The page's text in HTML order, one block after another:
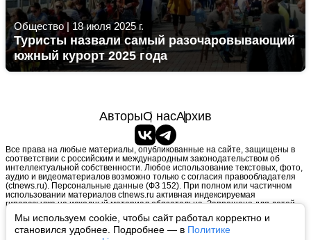
Мы используем cookie, чтобы сайт работал корректно и
становился удобнее. Подробнее — в Политике
Общество| 18 июля 2025 г.
Туристы назвали самый разочаровывающий
южный курорт 2025 года
АвторыО насАрхив
Все права на любые материалы, опубликованные на сайте, защищены в
соответствии с российским и международным законодательством об
интеллектуальной собственности. Любое использование текстовых, фото,
аудио и видеоматериалов возможно только с согласия правообладателя
(ctnews.ru). Персональные данные (ФЗ 152). При полном или частичном
использовании материалов ctnews.ru активная индексируемая
гиперссылка на исходный материал обязательна. Запрещено для детей.
Оригинал текста:
https://ctnews.ru/
Пользовательское соглашение|Политика конфиденциальности |
Политика использования cookie